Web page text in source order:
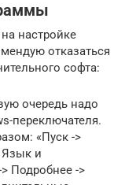
настройке
отказаться
софта:
очередь надо
переключателя.
«Пуск ->
Язык и
Подробнее ->